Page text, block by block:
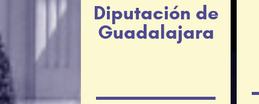
Diputación de
Guadalajara